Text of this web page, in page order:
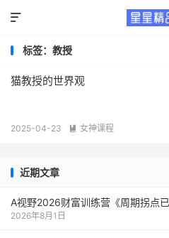

标签：教授
​猫教授的世界观
2025-04-23  女神课程
近期文章
A视野2026财富训练营《周期拐点已
2026年8月1日